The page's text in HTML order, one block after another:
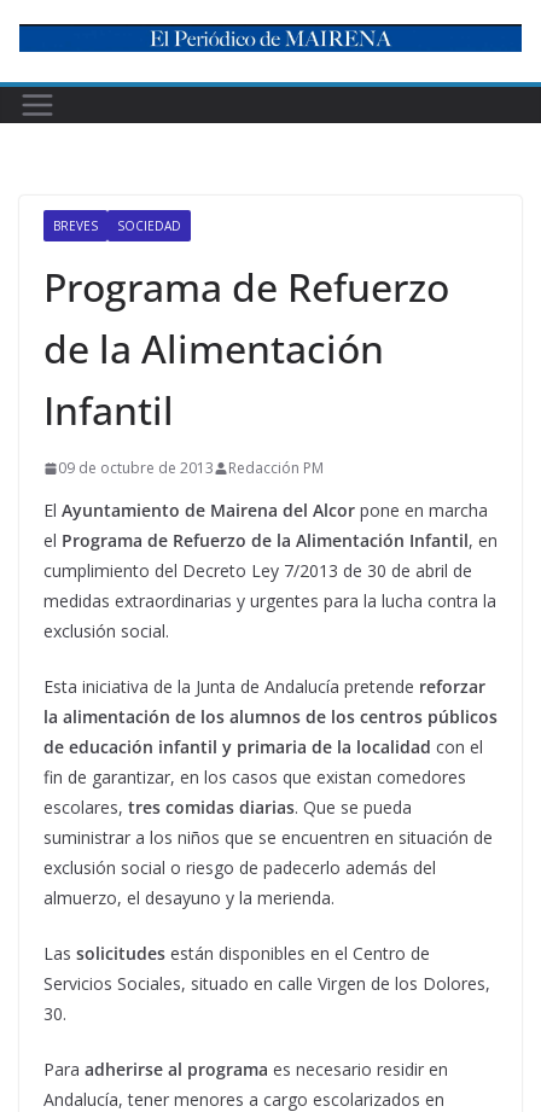
content
BREVES SOCIEDAD
Programa de Refuerzo
de la Alimentación
Infantil
09 de octubre de 2013 Redacción PM
El Ayuntamiento de Mairena del Alcor pone en marcha
el Programa de Refuerzo de la Alimentación Infantil, en
cumplimiento del Decreto Ley 7/2013 de 30 de abril de
medidas extraordinarias y urgentes para la lucha contra la
exclusión social.
Esta iniciativa de la Junta de Andalucía pretende reforzar
la alimentación de los alumnos de los centros públicos
de educación infantil y primaria de la localidad con el
fin de garantizar, en los casos que existan comedores
escolares, tres comidas diarias. Que se pueda
suministrar a los niños que se encuentren en situación de
exclusión social o riesgo de padecerlo además del
almuerzo, el desayuno y la merienda.
Las solicitudes están disponibles en el Centro de
Servicios Sociales, situado en calle Virgen de los Dolores,
30.
Para adherirse al programa es necesario residir en
Andalucía, tener menores a cargo escolarizados en